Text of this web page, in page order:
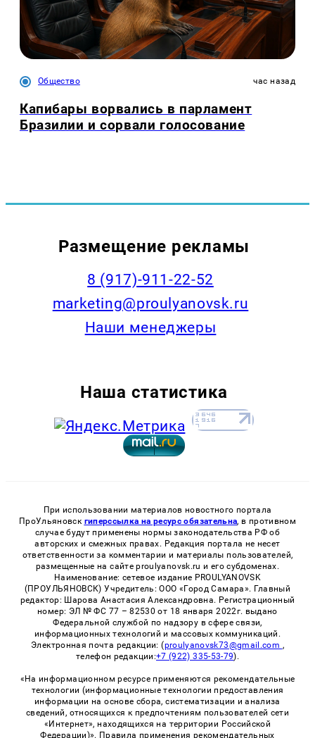
Общество час назад
Капибары ворвались в парламент
Бразилии и сорвали голосование
Размещение рекламы
8 (917)-911-22-52
marketing@proulyanovsk.ru
Наши менеджеры
Наша статистика
При использовании материалов новостного портала
ПроУльяновск гиперссылка на ресурс обязательна, в противном
случае будут применены нормы законодательства РФ об
авторских и смежных правах. Редакция портала не несет
ответственности за комментарии и материалы пользователей,
размещенные на сайте proulyanovsk.ru и его субдоменах.
Наименование: сетевое издание PROULYANOVSK
(ПРОУЛЬЯНОВСК) Учредитель: ООО «Город Самара». Главный
редактор: Шарова Анастасия Александровна. Регистрационный
номер: ЭЛ № ФС 77 – 82530 от 18 января 2022г. выдано
Федеральной службой по надзору в сфере связи,
информационных технологий и массовых коммуникаций.
Электронная почта редакции: (proulyanovsk73@gmail.com ,
телефон редакции:+7 (922) 335-53-79).
«На информационном ресурсе применяются рекомендательные
технологии (информационные технологии предоставления
информации на основе сбора, систематизации и анализа
сведений, относящихся к предпочтениям пользователей сети
«Интернет», находящихся на территории Российской
Федерации)». Правила применения рекомендательных